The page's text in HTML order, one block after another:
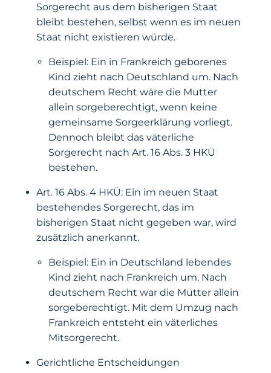
Sorgerecht aus dem bisherigen Staat
bleibt bestehen, selbst wenn es im neuen
Staat nicht existieren würde.
Beispiel: Ein in Frankreich geborenes
Kind zieht nach Deutschland um. Nach
deutschem Recht wäre die Mutter
allein sorgeberechtigt, wenn keine
gemeinsame Sorgeerklärung vorliegt.
Dennoch bleibt das väterliche
Sorgerecht nach Art. 16 Abs. 3 HKÜ
bestehen.
Art. 16 Abs. 4 HKÜ: Ein im neuen Staat
bestehendes Sorgerecht, das im
bisherigen Staat nicht gegeben war, wird
zusätzlich anerkannt.
Beispiel: Ein in Deutschland lebendes
Kind zieht nach Frankreich um. Nach
deutschem Recht war die Mutter allein
sorgeberechtigt. Mit dem Umzug nach
Frankreich entsteht ein väterliches
Mitsorgerecht.
Gerichtliche Entscheidungen